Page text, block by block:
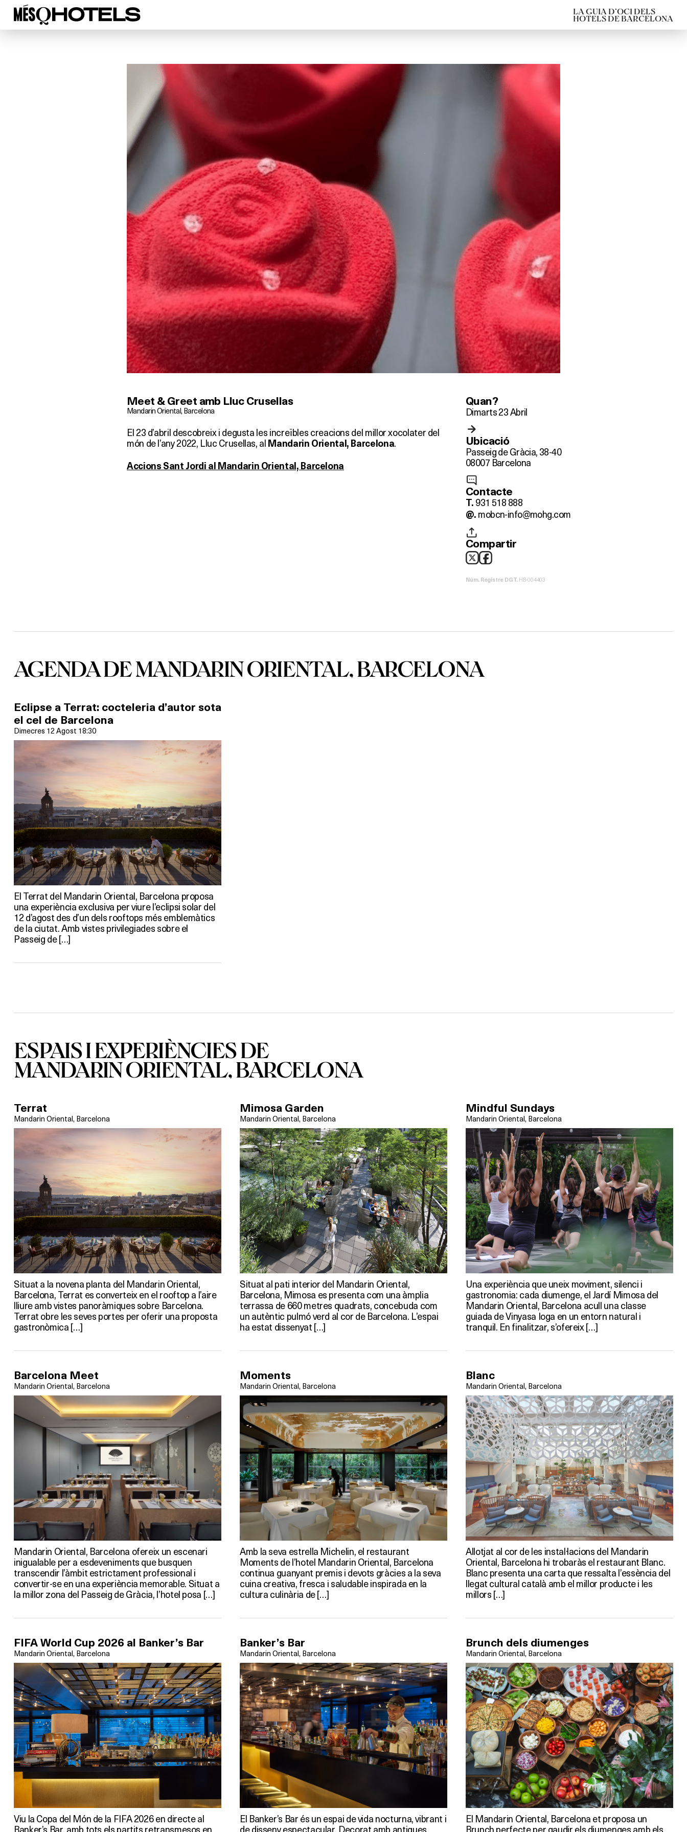
LA GUIA D’OCI DELS
HOTELS DE BARCELONA
Meet & Greet amb Lluc Crusellas
Mandarin Oriental, Barcelona
El 23 d’abril descobreix i degusta les increïbles creacions del millor xocolater del
món de l’any 2022, Lluc Crusellas, al Mandarin Oriental, Barcelona.
Accions Sant Jordi al Mandarin Oriental, Barcelona
Quan?
Dimarts 23 Abril
Ubicació
Passeig de Gràcia, 38-40
08007 Barcelona
Contacte
T. 931 518 888
@. mobcn-info@mohg.com
Compartir
Núm. Registre DGT. HB-004403
AGENDA DE MANDARIN ORIENTAL, BARCELONA
Eclipse a Terrat: cocteleria d’autor sota
el cel de Barcelona
Dimecres 12 Agost 18:30
El Terrat del Mandarin Oriental, Barcelona proposa
una experiència exclusiva per viure l’eclipsi solar del
12 d’agost des d’un dels rooftops més emblemàtics
de la ciutat. Amb vistes privilegiades sobre el
Passeig de […]
ESPAIS I EXPERIÈNCIES DE
MANDARIN ORIENTAL, BARCELONA
Terrat
Mandarin Oriental, Barcelona
Situat a la novena planta del Mandarin Oriental,
Barcelona, Terrat es converteix en el rooftop a l’aire
lliure amb vistes panoràmiques sobre Barcelona.
Terrat obre les seves portes per oferir una proposta
gastronòmica […]
Mimosa Garden
Mandarin Oriental, Barcelona
Situat al pati interior del Mandarin Oriental,
Barcelona, Mimosa es presenta com una àmplia
terrassa de 660 metres quadrats, concebuda com
un autèntic pulmó verd al cor de Barcelona. L’espai
ha estat dissenyat […]
Mindful Sundays
Mandarin Oriental, Barcelona
Una experiència que uneix moviment, silenci i
gastronomia: cada diumenge, el Jardí Mimosa del
Mandarin Oriental, Barcelona acull una classe
guiada de Vinyasa Ioga en un entorn natural i
tranquil. En finalitzar, s’ofereix […]
Barcelona Meet
Mandarin Oriental, Barcelona
Mandarin Oriental, Barcelona ofereix un escenari
inigualable per a esdeveniments que busquen
transcendir l’àmbit estrictament professional i
convertir-se en una experiència memorable. Situat a
la millor zona del Passeig de Gràcia, l’hotel posa […]
Moments
Mandarin Oriental, Barcelona
Amb la seva estrella Michelin, el restaurant
Moments de l’hotel Mandarin Oriental, Barcelona
continua guanyant premis i devots gràcies a la seva
cuina creativa, fresca i saludable inspirada en la
cultura culinària de […]
Blanc
Mandarin Oriental, Barcelona
Allotjat al cor de les instal·lacions del Mandarin
Oriental, Barcelona hi trobaràs el restaurant Blanc.
Blanc presenta una carta que ressalta l’essència del
llegat cultural català amb el millor producte i les
millors […]
FIFA World Cup 2026 al Banker’s Bar
Mandarin Oriental, Barcelona
Viu la Copa del Món de la FIFA 2026 en directe al
Banker’s Bar, amb tots els partits retransmesos en
Banker’s Bar
Mandarin Oriental, Barcelona
El Banker’s Bar és un espai de vida nocturna, vibrant i
de disseny espectacular. Decorat amb antigues
Brunch dels diumenges
Mandarin Oriental, Barcelona
El Mandarin Oriental, Barcelona et proposa un
Brunch perfecte per gaudir els diumenges amb els